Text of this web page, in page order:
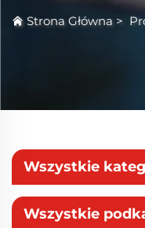
Strona Główna >
Wszystkie
Wszystkie